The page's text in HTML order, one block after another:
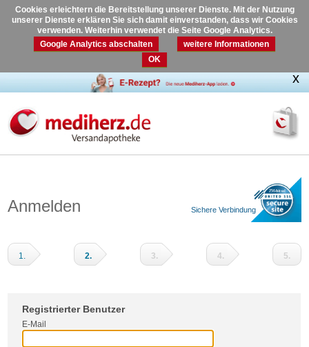
Cookies erleichtern die Bereitstellung unserer Dienste. Mit der Nutzung
unserer Dienste erklären Sie sich damit einverstanden, dass wir Cookies
verwenden. Weiterhin verwendet die Seite Google Analytics.
Google Analytics abschalten
weitere Informationen
OK
Anmelden Sichere Verbindung
1. 2. 3. 4. 5.
Registrierter Benutzer
E-Mail